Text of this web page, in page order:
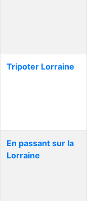
Tripoter Lorraine
En passant sur la
Lorraine